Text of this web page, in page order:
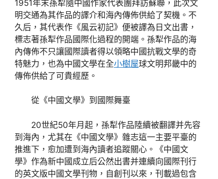
1951年末孫犁隨中國作家代表團拜訪蘇聯，此次文
明交通為其作品的譯介和海內傳佈供給了契機。不
久后，其代表作《風云初記》便被譯為日文出書，
標志著孫犁作品國際化過程的開端。孫犁作品的海
內傳佈不只讓國際讀者得以領略中國抗戰文學的奇
特魅力，也為中國文學在全小樹屋球文明邦畿中的
傳佈供給了可貴經歷。
從《中國文學》到國際舞臺
20世紀50年月起，孫犁作品陸續被翻譯并先容
到海內，尤其在《中國文學》雜志這一主要平臺的
推進下，愈加遭到海內讀者追蹤關心。《中國文
學》作為新中國成立后公然出書并連續向國際刊行
的英文版中國文學刊物，自創刊以來，刊載過包含